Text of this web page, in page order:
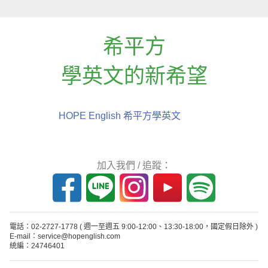
希平方
學英文的新希望
HOPE English 希平方學英文
加入我們 / 追蹤：
電話：02-2727-1778 ( 週一至週五 9:00-12:00、13:30-18:00，國定假日除外 )
E-mail：service@hopenglish.com
統編：24746401